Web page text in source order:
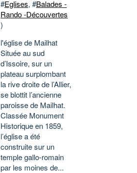
#Eglises, #Balades -
Rando -Découvertes
)
l'église de Mailhat
Située au sud
d’Issoire, sur un
plateau surplombant
la rive droite de l’Allier,
se blottit l’ancienne
paroisse de Mailhat.
Classée Monument
Historique en 1859,
l’église a été
construite sur un
temple gallo-romain
par les moines de...